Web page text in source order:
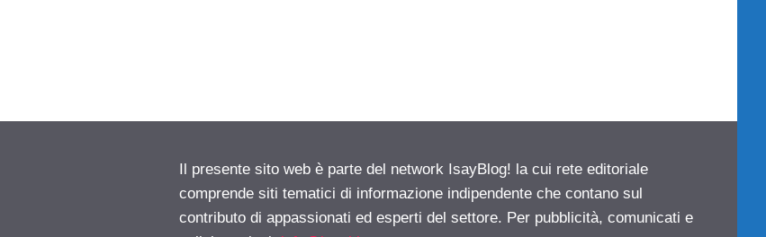
Il presente sito web è parte del network IsayBlog! la cui rete editoriale
comprende siti tematici di informazione indipendente che contano sul
contributo di appassionati ed esperti del settore. Per pubblicità, comunicati e